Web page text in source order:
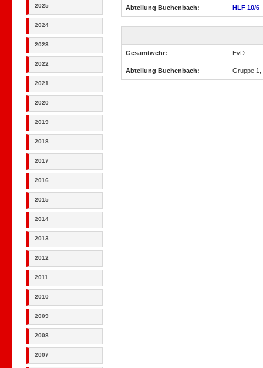
2025
2024
2023
2022
2021
2020
2019
2018
2017
2016
2015
2014
2013
2012
2011
2010
2009
2008
2007
Abteilung Buchenbach: HLF 10/6
Gesamtwehr: EvD
Abteilung Buchenbach: Gruppe 1,